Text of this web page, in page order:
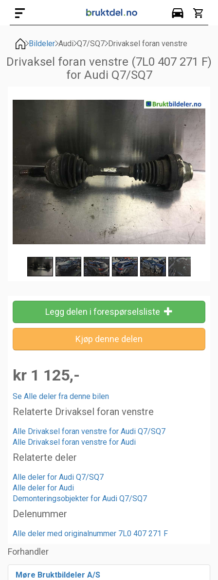
Bildeler Audi Q7/SQ7 Drivaksel foran venstre
Drivaksel foran venstre (7L0 407 271 F)
for Audi Q7/SQ7
Legg delen i forespørselsliste
kr 1 125,-
Se Alle deler fra denne bilen
Relaterte Drivaksel foran venstre
Alle Drivaksel foran venstre for Audi Q7/SQ7
Alle Drivaksel foran venstre for Audi
Relaterte deler
Alle deler for Audi Q7/SQ7
Alle deler for Audi
Demonteringsobjekter for Audi Q7/SQ7
Delenummer
Alle deler med originalnummer 7L0 407 271 F
Forhandler
Møre Bruktbildeler A/S